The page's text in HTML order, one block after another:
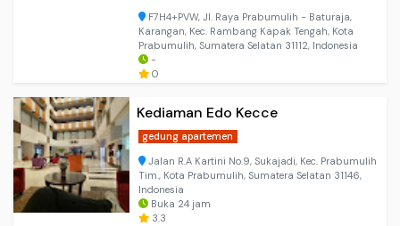
F7H4+PVW, Jl. Raya Prabumulih - Baturaja,
Karangan, Kec. Rambang Kapak Tengah, Kota
Prabumulih, Sumatera Selatan 31112, Indonesia
-
0
Kediaman Edo Kecce
gedung apartemen
Jalan R.A Kartini No.9, Sukajadi, Kec. Prabumulih
Tim., Kota Prabumulih, Sumatera Selatan 31146,
Indonesia
Buka 24 jam
3.3